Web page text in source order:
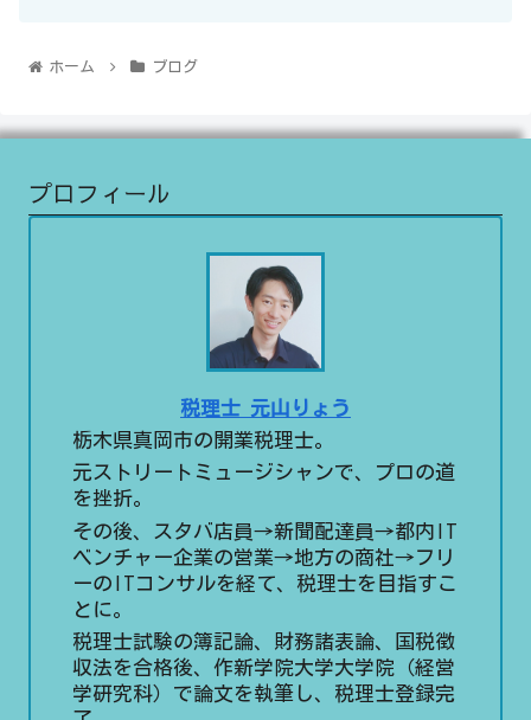
ホーム ブログ
プロフィール
税理士 元山りょう
栃木県真岡市の開業税理士。
元ストリートミュージシャンで、プロの道
を挫折。
その後、スタバ店員→新聞配達員→都内IT
ベンチャー企業の営業→地方の商社→フリ
ーのITコンサルを経て、税理士を目指すこ
とに。
税理士試験の簿記論、財務諸表論、国税徴
収法を合格後、作新学院大学大学院（経営
学研究科）で論文を執筆し、税理士登録完